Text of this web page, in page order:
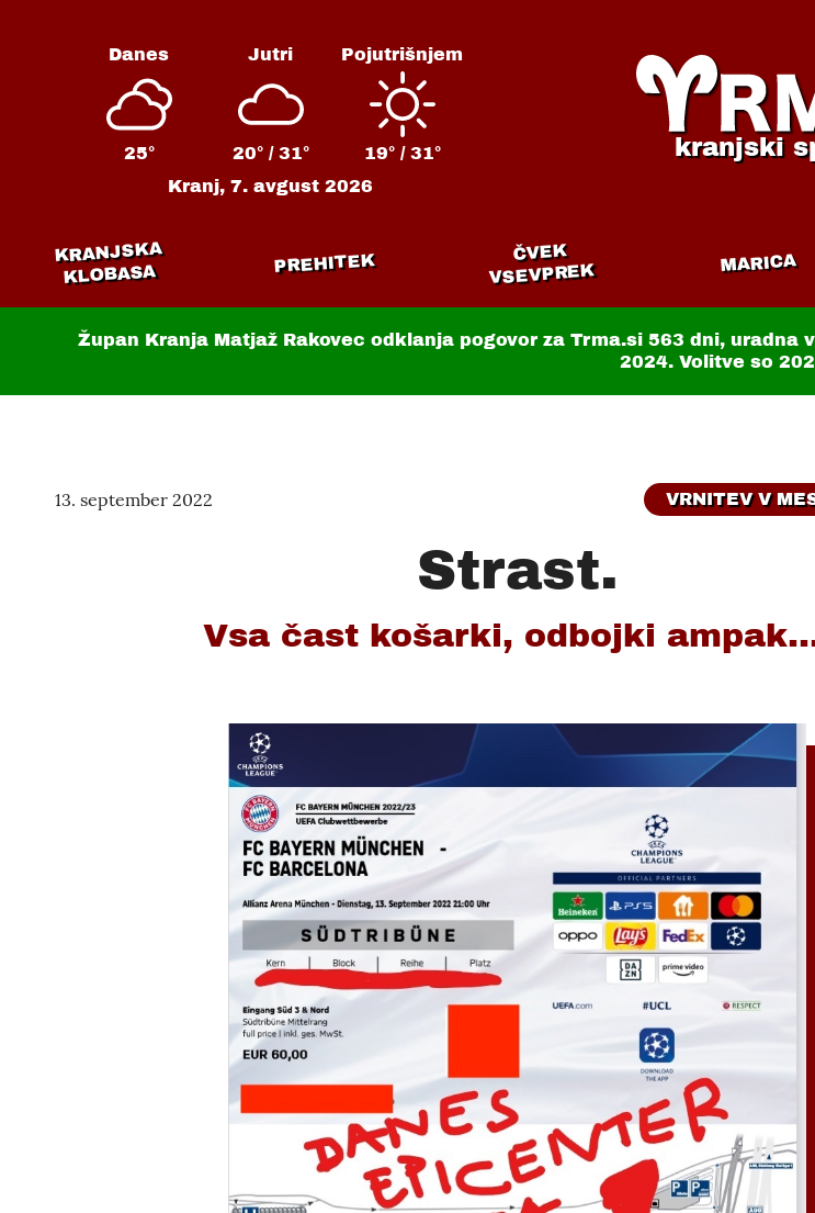
Danes
25°
Jutri
20° / 31°
Pojutrišnjem
19° / 31°
Kranj,7. avgust 2026
kranjski
KRANJSKA
KLOBASA PREHITEK ČVEK
VSEVPREK MARICA
Župan Kranja Matjaž Rakovec odklanja pogovor za Trma.si 563 dni, uradna
2024. Volitve so
13. september 2022 VRNITEV V
Strast.
Vsa čast košarki, odbojki